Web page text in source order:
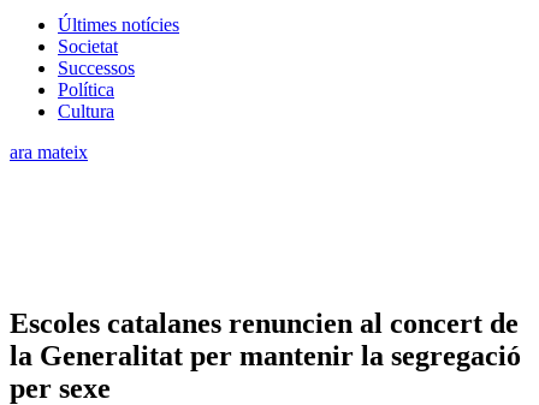
Últimes notícies
Societat
Successos
Política
Cultura
ara mateix
Escoles catalanes renuncien al concert de
la Generalitat per mantenir la segregació
per sexe